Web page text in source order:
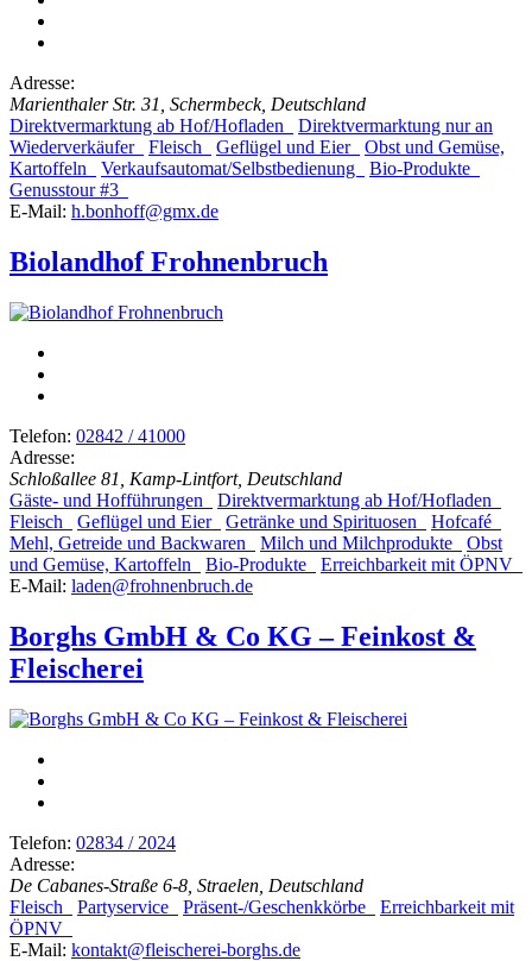
Adresse:
Marienthaler Str. 31, Schermbeck, Deutschland
Direktvermarktung ab Hof/Hofladen
Direktvermarktung nur an
Wiederverkäufer
Fleisch Geflügel und Eier
Obst und Gemüse,
Kartoffeln
Verkaufsautomat/Selbstbedienung
Bio-Produkte
Genusstour #3
E-Mail: h.bonhoff@gmx.de
Biolandhof Frohnenbruch
Telefon: 02842 / 41000
Adresse:
Schloßallee 81, Kamp-Lintfort, Deutschland
Gäste- und Hofführungen
Direktvermarktung ab Hof/Hofladen
Fleisch
Geflügel und Eier Getränke und Spirituosen
Hofcafé
Mehl, Getreide und Backwaren
Milch und Milchprodukte
Obst
und Gemüse, Kartoffeln
Bio-Produkte
Erreichbarkeit mit ÖPNV
E-Mail: laden@frohnenbruch.de
Borghs GmbH & Co KG – Feinkost &
Fleischerei
Telefon: 02834 / 2024
Adresse:
De Cabanes-Straße 6-8, Straelen, Deutschland
Fleisch
Partyservice Präsent-/Geschenkkörbe
Erreichbarkeit mit
ÖPNV
E-Mail: kontakt@fleischerei-borghs.de